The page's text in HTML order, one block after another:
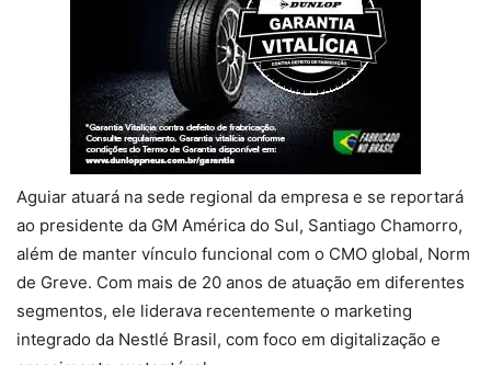
Aguiar atuará na sede regional da empresa e se reportará
ao presidente da GM América do Sul, Santiago Chamorro,
além de manter vínculo funcional com o CMO global, Norm
de Greve. Com mais de 20 anos de atuação em diferentes
segmentos, ele liderava recentemente o marketing
integrado da Nestlé Brasil, com foco em digitalização e